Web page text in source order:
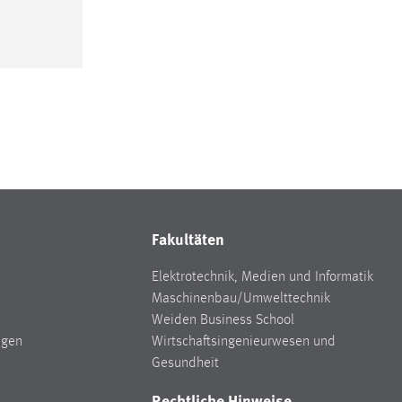
Fakultäten
Elektrotechnik, Medien und Informatik
Maschinenbau/Umwelttechnik
Weiden Business School
Wirtschaftsingenieurwesen und
Gesundheit